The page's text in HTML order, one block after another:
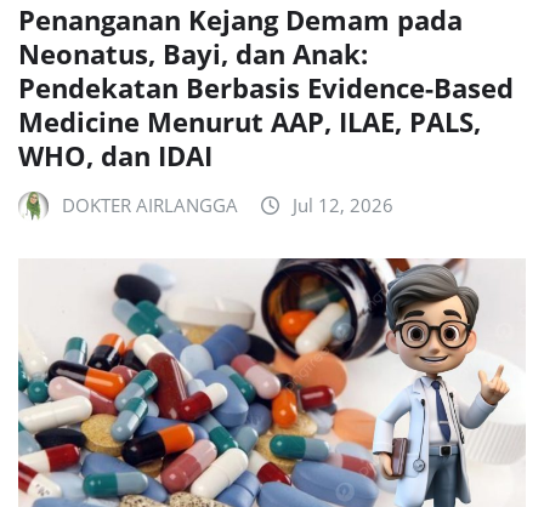
Penanganan Kejang Demam pada
Neonatus, Bayi, dan Anak:
Pendekatan Berbasis Evidence-Based
Medicine Menurut AAP, ILAE, PALS,
WHO, dan IDAI
DOKTER AIRLANGGA Jul 12, 2026